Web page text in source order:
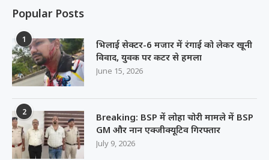
Popular Posts
1
भिलाई सेक्टर-6 मजार में रंगाई को लेकर खूनी
विवाद, युवक पर कटर से हमला
June 15, 2026
2
Breaking: BSP में लोहा चोरी मामले में BSP
GM और नान एक्जीक्यूटिव गिरफ्तार
July 9, 2026